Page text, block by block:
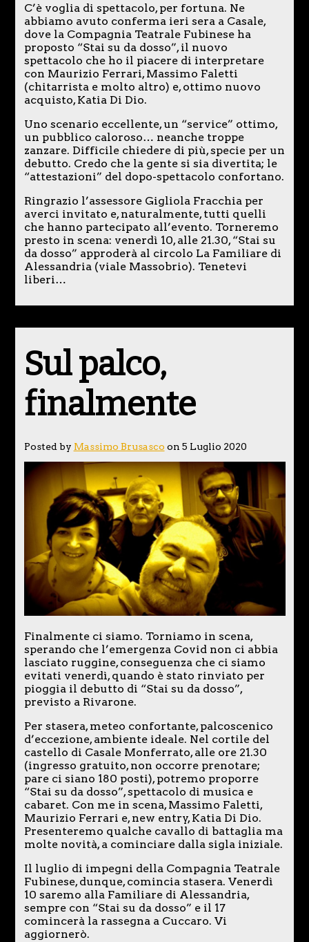
C’è voglia di spettacolo, per fortuna. Ne
abbiamo avuto conferma ieri sera a Casale,
dove la Compagnia Teatrale Fubinese ha
proposto “Stai su da dosso”, il nuovo
spettacolo che ho il piacere di interpretare
con Maurizio Ferrari, Massimo Faletti
(chitarrista e molto altro) e, ottimo nuovo
acquisto, Katia Di Dio.
Uno scenario eccellente, un “service” ottimo,
un pubblico caloroso… neanche troppe
zanzare. Difficile chiedere di più, specie per un
debutto. Credo che la gente si sia divertita; le
“attestazioni” del dopo-spettacolo confortano.
Ringrazio l’assessore Gigliola Fracchia per
averci invitato e, naturalmente, tutti quelli
che hanno partecipato all’evento. Torneremo
presto in scena: venerdì 10, alle 21.30, “Stai su
da dosso” approderà al circolo La Familiare di
Alessandria (viale Massobrio). Tenetevi
liberi…
Sul palco,
finalmente
Posted by Massimo Brusasco on 5 Luglio 2020
Finalmente ci siamo. Torniamo in scena,
sperando che l’emergenza Covid non ci abbia
lasciato ruggine, conseguenza che ci siamo
evitati venerdì, quando è stato rinviato per
pioggia il debutto di “Stai su da dosso”,
previsto a Rivarone.
Per stasera, meteo confortante, palcoscenico
d’eccezione, ambiente ideale. Nel cortile del
castello di Casale Monferrato, alle ore 21.30
(ingresso gratuito, non occorre prenotare;
pare ci siano 180 posti), potremo proporre
“Stai su da dosso”, spettacolo di musica e
cabaret. Con me in scena, Massimo Faletti,
Maurizio Ferrari e, new entry, Katia Di Dio.
Presenteremo qualche cavallo di battaglia ma
molte novità, a cominciare dalla sigla iniziale.
Il luglio di impegni della Compagnia Teatrale
Fubinese, dunque, comincia stasera. Venerdì
10 saremo alla Familiare di Alessandria,
sempre con “Stai su da dosso” e il 17
comincerà la rassegna a Cuccaro. Vi
aggiornerò.